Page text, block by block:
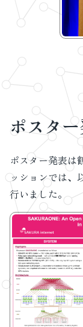
ポスタ
ポスター発表は
ッションでは、
行いました。